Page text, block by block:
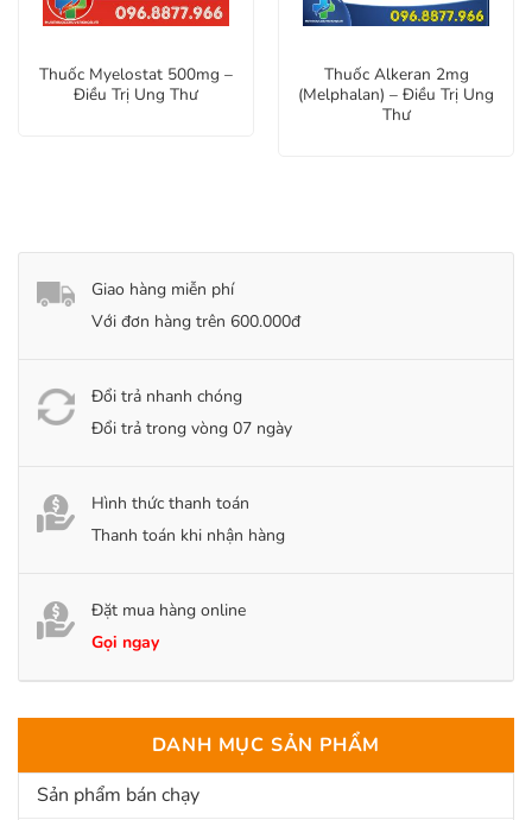
Thuốc Myelostat 500mg –
Điều Trị Ung Thư
Thuốc Alkeran 2mg
(Melphalan) – Điều Trị Ung
Thư
Giao hàng miễn phí
Với đơn hàng trên 600.000đ
Đổi trả nhanh chóng
Đổi trả trong vòng 07 ngày
Hình thức thanh toán
Thanh toán khi nhận hàng
Đặt mua hàng online
Gọi ngay
DANH MỤC SẢN PHẨM
Sản phẩm bán chạy